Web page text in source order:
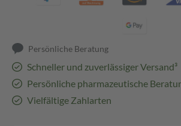
Persönliche Beratung
Schneller und zuverlässiger Versand³
Persönliche pharmazeutische
Vielfältige Zahlarten